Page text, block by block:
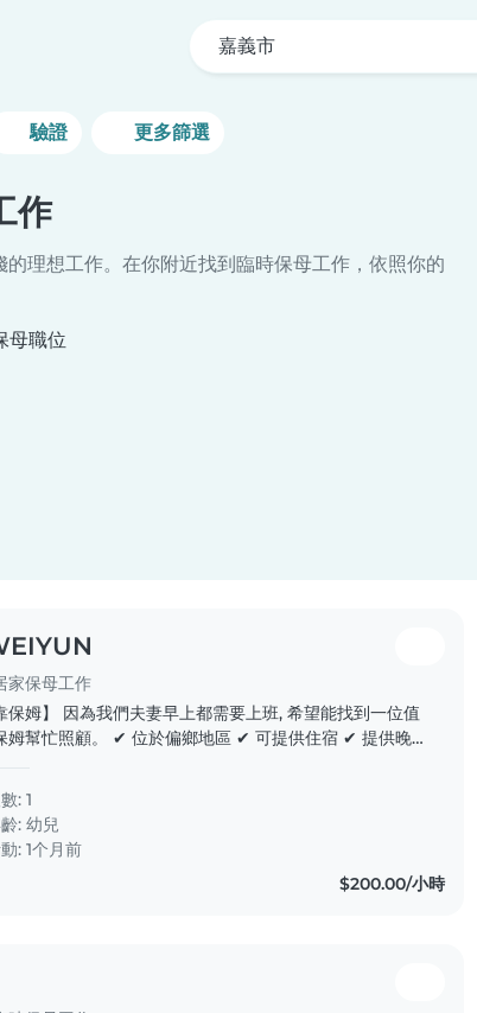
嘉義市
驗證 更多篩選
作
理想工作。在你附近找到臨時保母工作，依照你的
母職位
家保母工作
要上班, 希望能找到一位值
於偏鄉地區 ✔ 可提供住宿 ✔ 提供晚
迎與我們聯繫 🙏 [Seeking a Reliable
Babysitter] As both of us need..
: 1
齡:幼兒
: 1个月前
$200.00/小時